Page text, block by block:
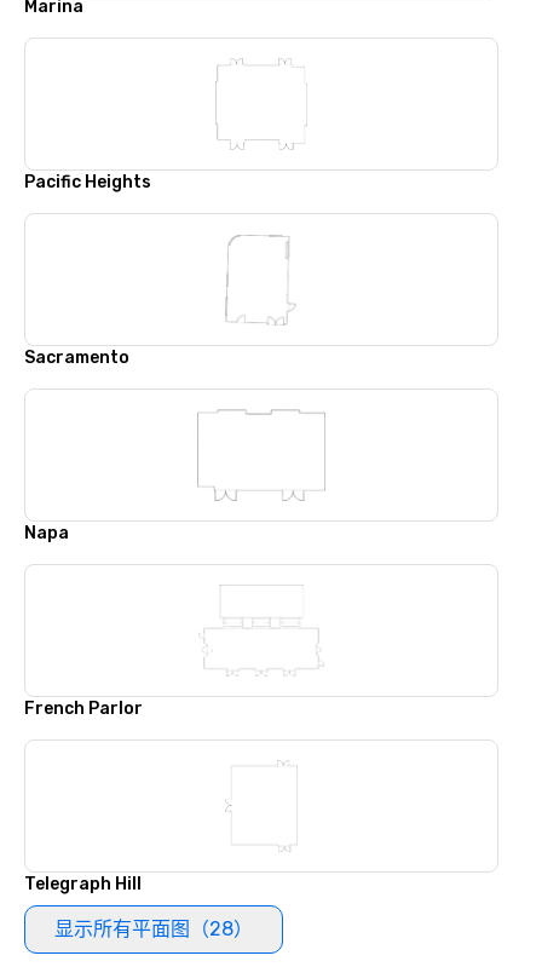
Marina
Pacific Heights
Sacramento
Napa
French Parlor
Telegraph Hill
显示所有平面图（28）